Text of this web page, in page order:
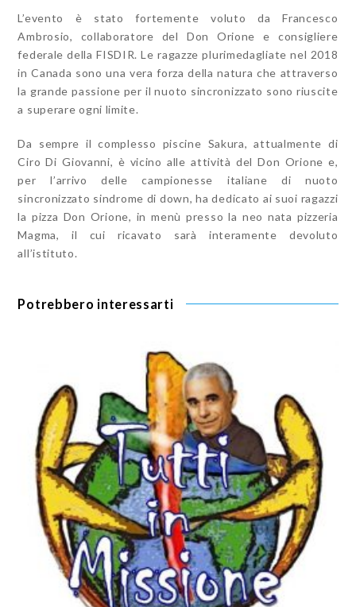
L’evento è stato fortemente voluto da Francesco
Ambrosio, collaboratore del Don Orione e consigliere
federale della FISDIR. Le ragazze plurimedagliate nel 2018
in Canada sono una vera forza della natura che attraverso
la grande passione per il nuoto sincronizzato sono riuscite
a superare ogni limite.
Da sempre il complesso piscine Sakura, attualmente di
Ciro Di Giovanni, è vicino alle attività del Don Orione e,
per l’arrivo delle campionesse italiane di nuoto
sincronizzato sindrome di down, ha dedicato ai suoi ragazzi
la pizza Don Orione, in menù presso la neo nata pizzeria
Magma, il cui ricavato sarà interamente devoluto
all’istituto.
Potrebbero interessarti